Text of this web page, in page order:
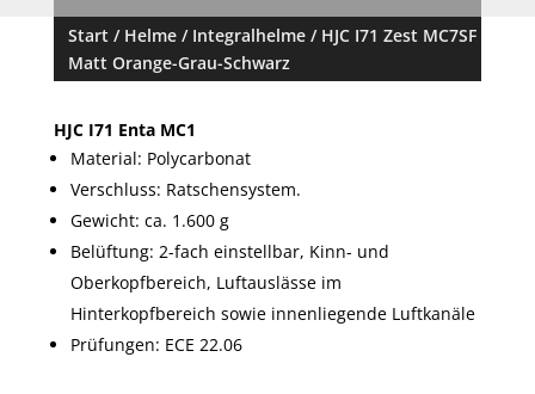
Start / Helme/ Integralhelme/ HJC I71 Zest MC7SF
Matt Orange-Grau-Schwarz
HJC I71 Enta MC1
Material: Polycarbonat
Verschluss: Ratschensystem.
Gewicht: ca. 1.600 g
Belüftung: 2-fach einstellbar, Kinn- und
Oberkopfbereich, Luftauslässe im
Hinterkopfbereich sowie innenliegende Luftkanäle
Prüfungen: ECE 22.06